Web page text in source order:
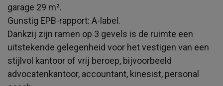
garage 29 m².
Gunstig EPB-rapport: A-label.
Dankzij zijn ramen op 3 gevels is de ruimte een
uitstekende gelegenheid voor het vestigen van een
stijlvol kantoor of vrij beroep, bijvoorbeeld
advocatenkantoor, accountant, kinesist, personal